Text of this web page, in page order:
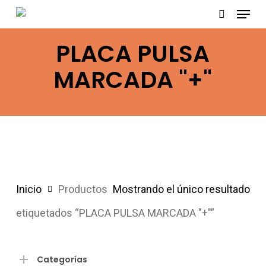
Skip
to
search
Menu
PLACA PULSA
MARCADA "+"
Mostrando el único resultado
Inicio
Productos
etiquetados “PLACA PULSA MARCADA "+"”
Categorías